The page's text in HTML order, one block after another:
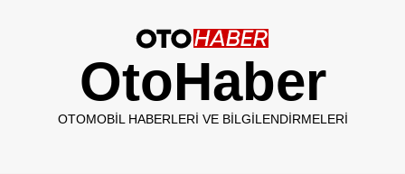
OtoHaber
OTOMOBIL HABERLERI VE BILGILENDIRMELERI